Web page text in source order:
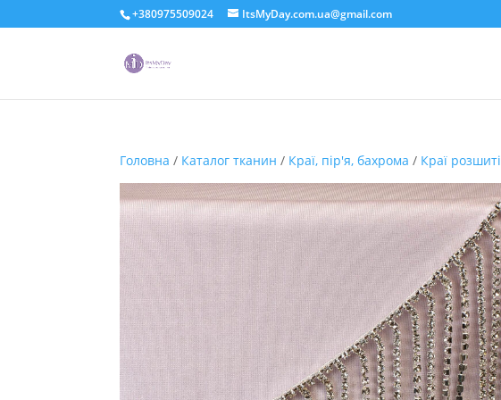
+380975509024 ItsMyDay.com.ua@gmail.com
Головна / Каталог тканин / Краї, пір'я, бахрома / Краї розшиті